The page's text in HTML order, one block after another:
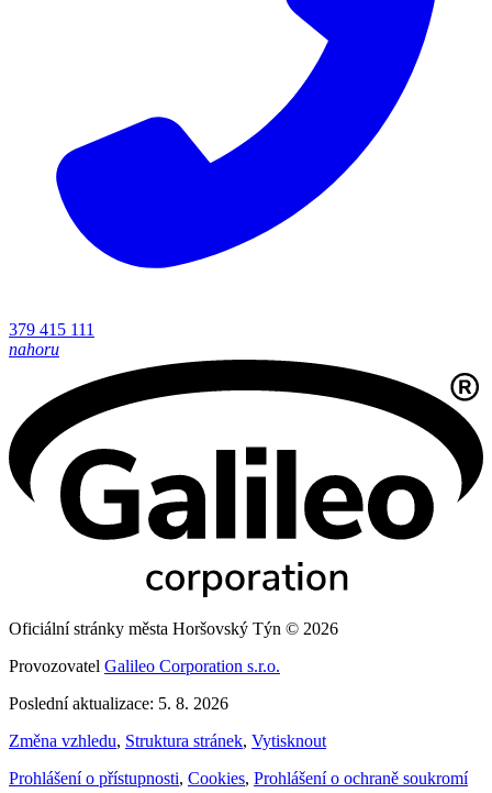
379 415 111
nahoru
Oficiální stránky města Horšovský Týn © 2026
Provozovatel Galileo Corporation s.r.o.
Poslední aktualizace: 5. 8. 2026
Změna vzhledu, Struktura stránek, Vytisknout
Prohlášení o přístupnosti, Cookies, Prohlášení o ochraně soukromí